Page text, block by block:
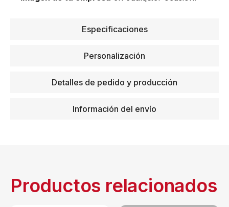
Especificaciones
Personalización
Detalles de pedido y producción
Información del envío
Productos relacionados